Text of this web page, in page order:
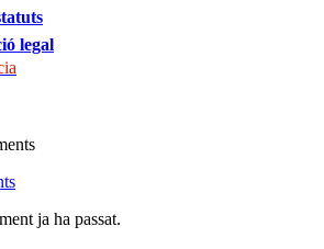
legal
ja ha passat.